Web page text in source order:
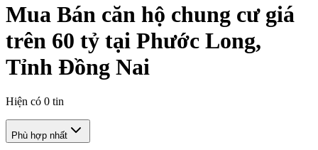
Mua Bán căn hộ chung cư giá
trên 60 tỷ tại Phước Long,
Tỉnh Đồng Nai
Hiện có 0 tin
Phù hợp nhất